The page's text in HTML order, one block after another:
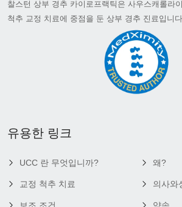
찰스턴 상부 경추 카이로프랙틱은 사우스캐롤라
척추 교정 치료에 중점을 둔 상부 경추 진료입니다.
유용한 링크
UCC 란 무엇입니까?
교정 척추 치료
왜?
의사와